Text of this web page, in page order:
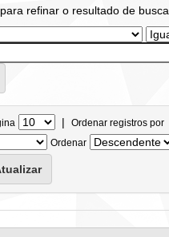
refinar o resultado de busca.
| Ordenar registros por
Ordenar